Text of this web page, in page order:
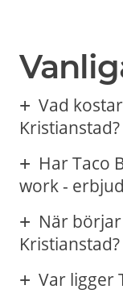
Vad
Kristianstad?
Har Taco
work -
När
Kristianstad?
Var ligger